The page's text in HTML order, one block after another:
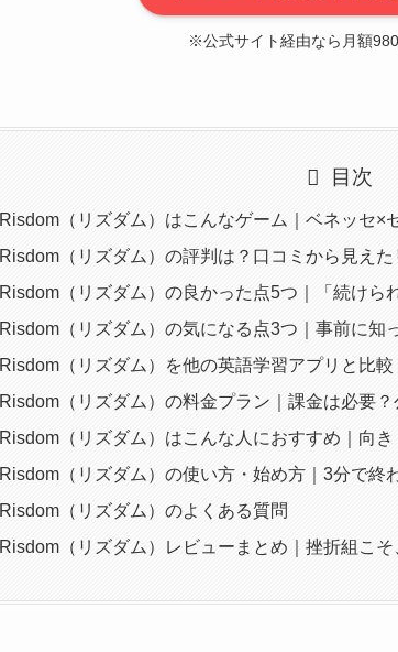
※公式サイト経由なら月額
目次
Risdom（リズダム）はこんなゲーム｜ベネッセ×
Risdom（リズダム）の評判は？口コミから見え
Risdom（リズダム）の良かった点5つ｜「続けら
Risdom（リズダム）の気になる点3つ｜事前に知
Risdom（リズダム）を他の英語学習アプリと比
Risdom（リズダム）の料金プラン｜課金は必要
Risdom（リズダム）はこんな人におすすめ｜向
Risdom（リズダム）の使い方・始め方｜3分で終
Risdom（リズダム）のよくある質問
Risdom（リズダム）レビューまとめ｜挫折組こ